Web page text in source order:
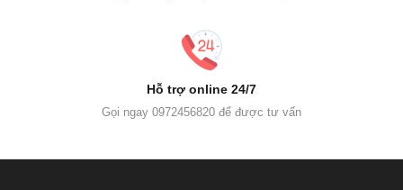
Hỗ trợ online 24/7
Gọi ngay 0972456820 để được tư vấn